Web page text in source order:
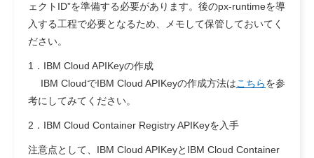
ェクトID”を準備する必要があります。後のpx-runtimeを導
入する工程で必要となるため、メモして保管しておいてく
ださい。
1．IBM Cloud APIKeyの作成
IBM CloudでIBM Cloud APIKeyの作成方法はこちらを参
考にしてみてください。
2．IBM Cloud Container Registry APIKeyを入手
注意点として、IBM Cloud APIKeyとIBM Cloud Container